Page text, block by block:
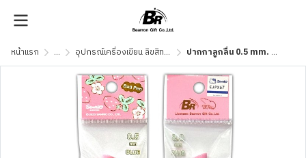
หน้าแรก ... อุปกรณ์เครื่องเขียน ลิขสิทธิ์แท้ ปากกาลูกลื่น 0.5 mm. MM165